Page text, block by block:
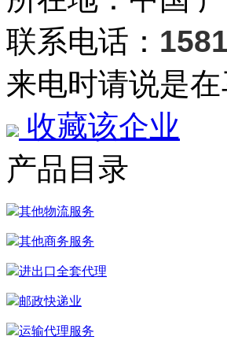
所在地：中国
联系电话：
来电时请说是
收藏该企业
产品目录
其他物流服务
其他商务服务
进出口全套代理
邮政快递业